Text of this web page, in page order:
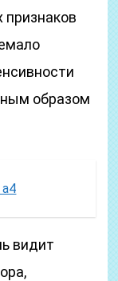
образом
видит